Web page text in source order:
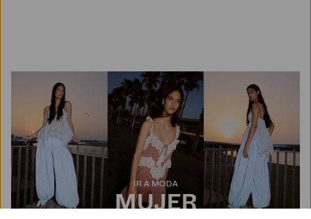
IR A MODA
MUJER